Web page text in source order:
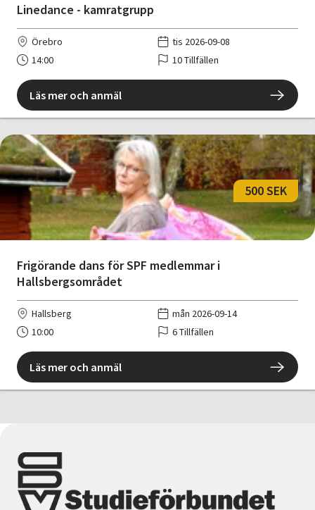
Linedance - kamratgrupp
Örebro
tis 2026-09-08
14:00
10 Tillfällen
Läs mer och anmäl
Frigörande dans för SPF medlemmar i
Hallsbergsområdet
500 SEK
Hallsberg
mån 2026-09-14
10:00
6 Tillfällen
Läs mer och anmäl